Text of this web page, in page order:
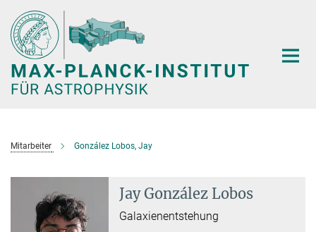
Hauptinhalt
Mitarbeiter González Lobos, Jay
Jay González Lobos
Galaxienentstehung